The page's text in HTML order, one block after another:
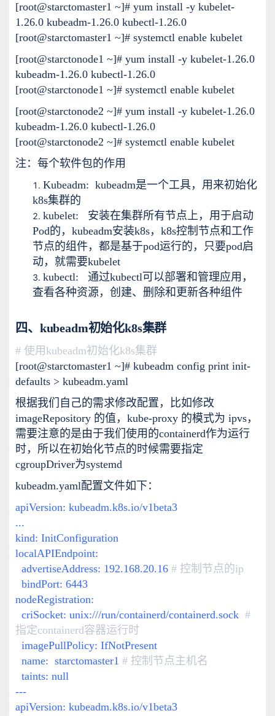
[root@starctomaster1 ~]# yum install -y kubelet-
1.26.0 kubeadm-1.26.0 kubectl-1.26.0
[root@starctomaster1 ~]# systemctl enable kubelet
[root@starctonode1 ~]# yum install -y kubelet-1.26.0
kubeadm-1.26.0 kubectl-1.26.0
[root@starctonode1 ~]# systemctl enable kubelet
[root@starctonode2 ~]# yum install -y kubelet-1.26.0
kubeadm-1.26.0 kubectl-1.26.0
[root@starctonode2 ~]# systemctl enable kubelet
注：每个软件包的作用
Kubeadm: kubeadm是一个工具，用来初始化
k8s集群的
kubelet: 安装在集群所有节点上，用于启动
Pod的，kubeadm安装k8s，k8s控制节点和工作
节点的组件，都是基于pod运行的，只要pod启
动，就需要kubelet
kubectl: 通过kubectl可以部署和管理应用，
查看各种资源，创建、删除和更新各种组件
四、kubeadm初始化k8s集群
# 使用kubeadm初始化k8s集群
[root@starctomaster1 ~]# kubeadm config print init-
defaults > kubeadm.yaml
根据我们自己的需求修改配置，比如修改
imageRepository 的值，kube-proxy 的模式为 ipvs，
需要注意的是由于我们使用的containerd作为运行
时，所以在初始化节点的时候需要指定
cgroupDriver为systemd
kubeadm.yaml配置文件如下：
apiVersion: kubeadm.k8s.io/v1beta3
...
kind: InitConfiguration
localAPIEndpoint:
advertiseAddress: 192.168.20.16 # 控制节点的ip
bindPort: 6443
nodeRegistration:
criSocket: unix:///run/containerd/containerd.sock #
指定containerd容器运行时
imagePullPolicy: IfNotPresent
name: starctomaster1 # 控制节点主机名
taints: null
---
apiVersion: kubeadm.k8s.io/v1beta3